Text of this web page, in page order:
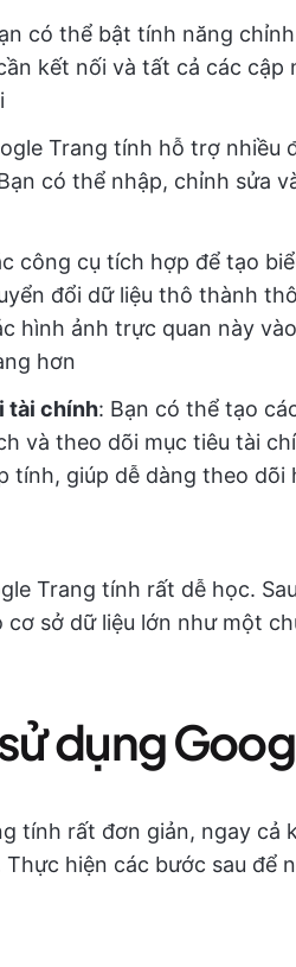
có thể bật tính năng
kết nối và tất cả các cập
Trang tính hỗ trợ nhiều
có thể nhập, chỉnh sửa
công cụ tích hợp để tạo
đổi dữ liệu thô thành
hình ảnh trực quan này
hơn
tài chính: Bạn có thể tạo
và theo dõi mục tiêu tài
tính, giúp dễ dàng theo
Trang tính rất dễ học.
sở dữ liệu lớn như một
dụng
tính rất đơn giản, ngay cả
hiện các bước sau để